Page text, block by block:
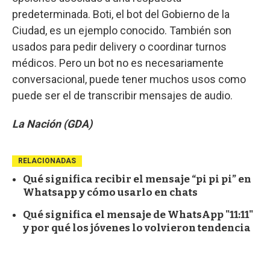
predeterminada. Boti, el bot del Gobierno de la
Ciudad, es un ejemplo conocido. También son
usados para pedir delivery o coordinar turnos
médicos. Pero un bot no es necesariamente
conversacional, puede tener muchos usos como
puede ser el de transcribir mensajes de audio.
La Nación (GDA)
RELACIONADAS
Qué significa recibir el mensaje “pi pi pi” en
Whatsapp y cómo usarlo en chats
Qué significa el mensaje de WhatsApp "11:11"
y por qué los jóvenes lo volvieron tendencia